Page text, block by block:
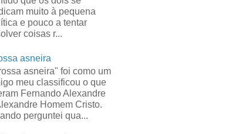
muito à pequena
e pouco a tentar
coisas r...
asneira
asneira" foi como um
meu classificou o que
Fernando Alexandre
Homem Cristo.
perguntei qua...